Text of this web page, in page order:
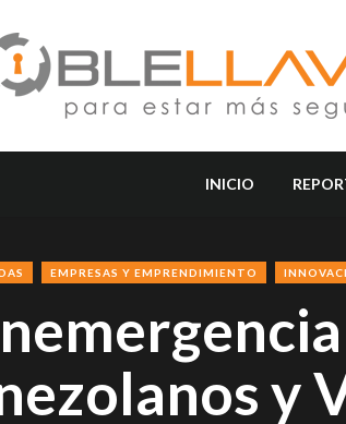
INICIO
EMPRESAS Y EMPRENDIMIENTO
y